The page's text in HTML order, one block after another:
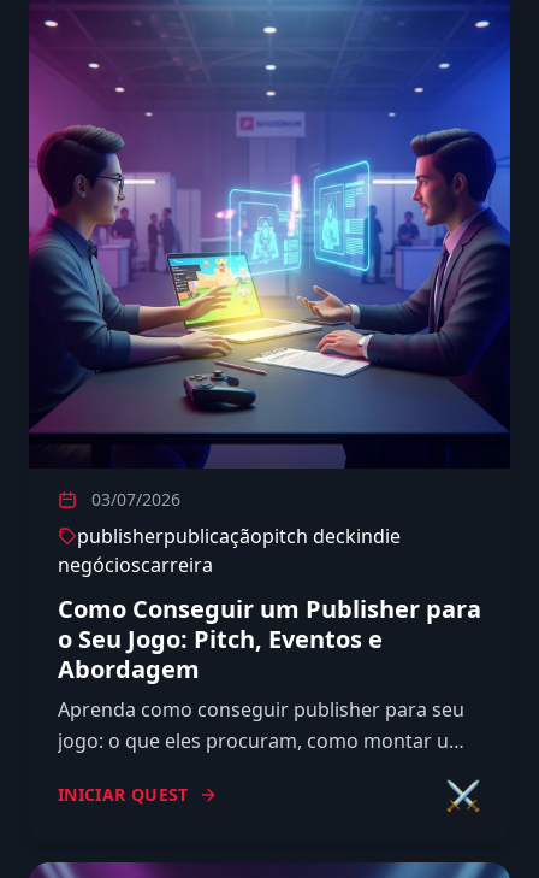
03/07/2026
publisherpublicaçãopitch deckindie
negócioscarreira
Como Conseguir um Publisher para
o Seu Jogo: Pitch, Eventos e
Abordagem
Aprenda como conseguir publisher para seu
jogo: o que eles procuram, como montar um
como abordar sem queimar a chance.
INICIAR QUEST ⚔️